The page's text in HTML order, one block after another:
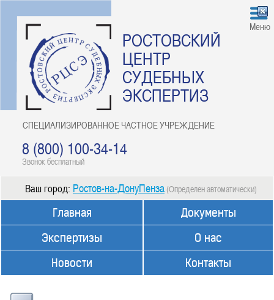
РОСТОВСКИЙ
ЦЕНТР
СУДЕБНЫХ
ЭКСПЕРТИЗ
СПЕЦИАЛИЗИРОВАННОЕ ЧАСТНОЕ УЧРЕЖДЕНИЕ
8 (800) 100-34-14
Звонок бесплатный
Меню
Ваш город: Ростов-на-ДонуПенза (Определен автоматически)
Главная
Экспертизы
Новости
Документы
О нас
Контакты